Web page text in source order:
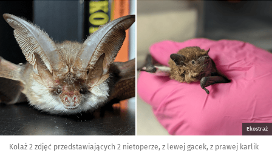
Kliknij, aby zobaczyć galerię
Ekostraż
Kolaż 2 zdjęć przedstawiających 2 nietoperze, z lewej gacek, z prawej karlik